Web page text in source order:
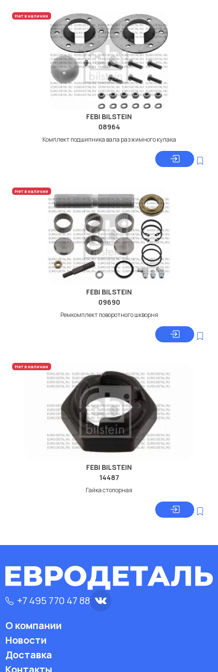
Нет в наличии
FEBI BILSTEIN
08964
Комплект подшипника вала разжимного кулака
Нет в наличии
FEBI BILSTEIN
09690
Ремкомплект поворотного шкворня
Нет в наличии
FEBI BILSTEIN
14487
Гайка стопорная
+7 495 770 47 88
О компании
Новости
Доставка
Контакты